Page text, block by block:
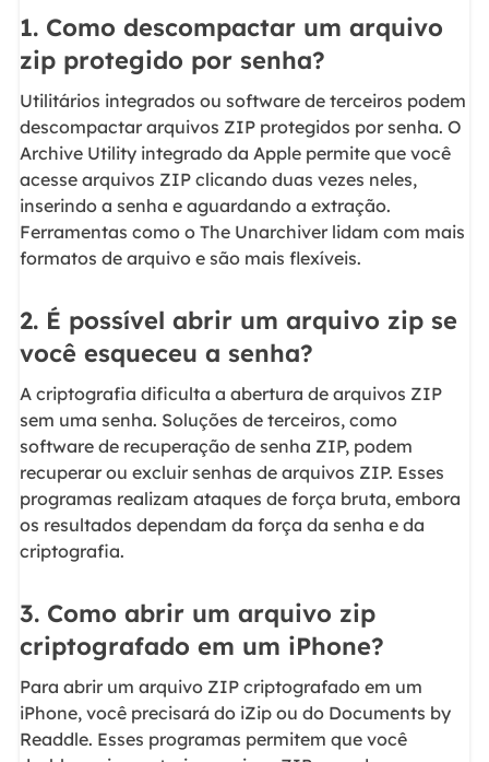
1. Como descompactar um arquivo
zip protegido por senha?
Utilitários integrados ou software de terceiros podem
descompactar arquivos ZIP protegidos por senha. O
Archive Utility integrado da Apple permite que você
acesse arquivos ZIP clicando duas vezes neles,
inserindo a senha e aguardando a extração.
Ferramentas como o The Unarchiver lidam com mais
formatos de arquivo e são mais flexíveis.
2. É possível abrir um arquivo zip se
você esqueceu a senha?
A criptografia dificulta a abertura de arquivos ZIP
sem uma senha. Soluções de terceiros, como
software de recuperação de senha ZIP, podem
recuperar ou excluir senhas de arquivos ZIP. Esses
programas realizam ataques de força bruta, embora
os resultados dependam da força da senha e da
criptografia.
3. Como abrir um arquivo zip
criptografado em um iPhone?
Para abrir um arquivo ZIP criptografado em um
iPhone, você precisará do iZip ou do Documents by
Readdle. Esses programas permitem que você